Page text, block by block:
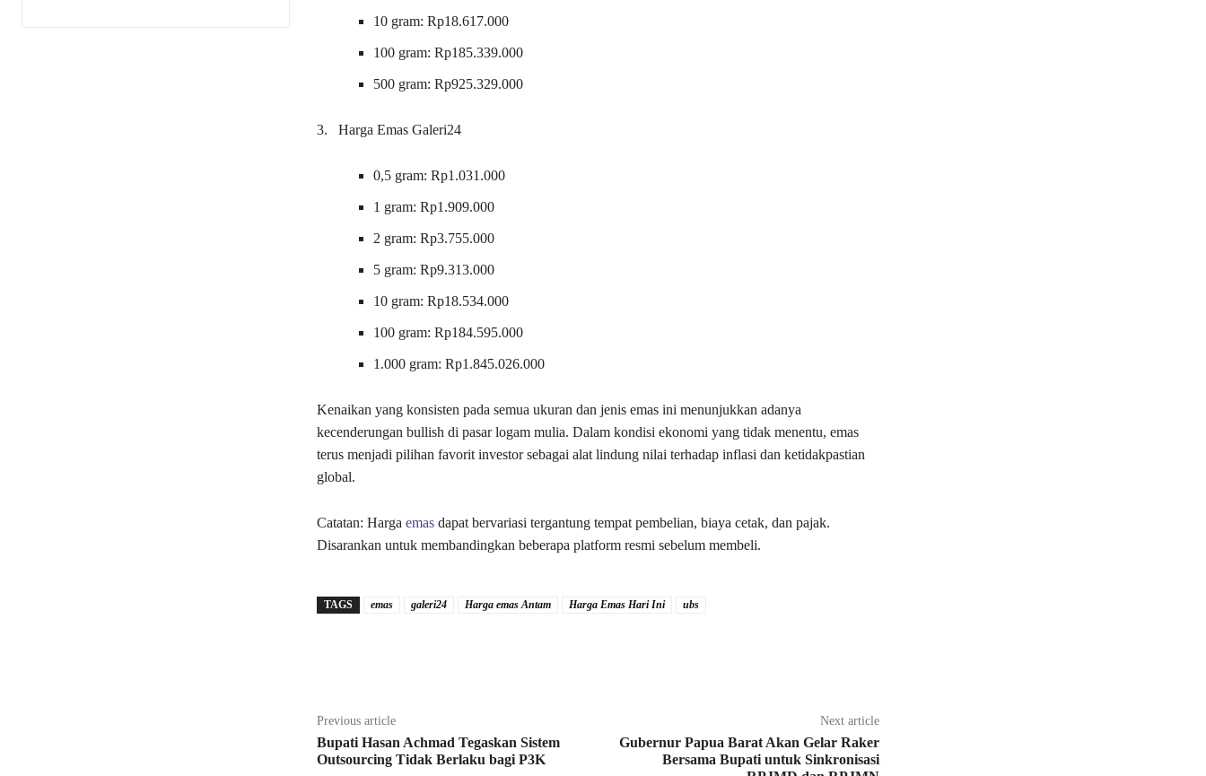
10 gram: Rp18.617.000
100 gram: Rp185.339.000
500 gram: Rp925.329.000
3. Harga Emas Galeri24
0,5 gram: Rp1.031.000
1 gram: Rp1.909.000
2 gram: Rp3.755.000
5 gram: Rp9.313.000
10 gram: Rp18.534.000
100 gram: Rp184.595.000
1.000 gram: Rp1.845.026.000
Kenaikan yang konsisten pada semua ukuran dan jenis emas ini menunjukkan adanya
kecenderungan bullish di pasar logam mulia. Dalam kondisi ekonomi yang tidak menentu, emas
terus menjadi pilihan favorit investor sebagai alat lindung nilai terhadap inflasi dan ketidakpastian
global.
Catatan: Harga emasdapat bervariasi tergantung tempat pembelian, biaya cetak, dan pajak.
Disarankan untuk membandingkan beberapa platform resmi sebelum membeli.
TAGS emas galeri24 Harga emas Antam Harga Emas Hari Ini ubs
Previous article
Bupati Hasan Achmad Tegaskan Sistem
Outsourcing Tidak Berlaku bagi P3K
Next article
Gubernur Papua Barat Akan Gelar Raker
Bersama Bupati untuk Sinkronisasi